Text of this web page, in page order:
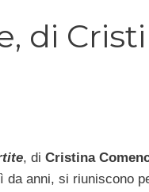
di
, di Cristina
anni, si riuniscono